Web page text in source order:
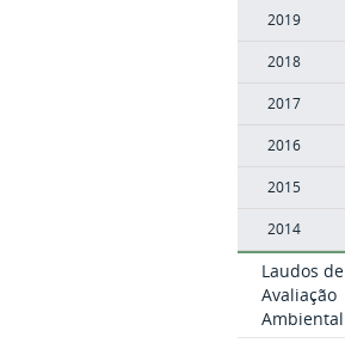
2019
2018
2017
2016
2015
2014
Laudos de
Avaliação
Ambiental